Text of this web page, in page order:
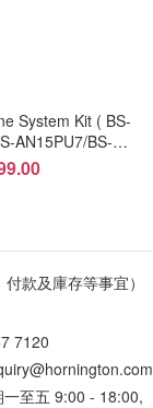
System Kit ( BS-
AN15PU7/BS-
款及庫存等事宜）
7120
至五 9:00 - 18:00,